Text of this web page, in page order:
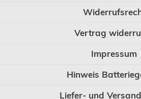
Vertrag
Impressum
Hinweis
Liefer- und